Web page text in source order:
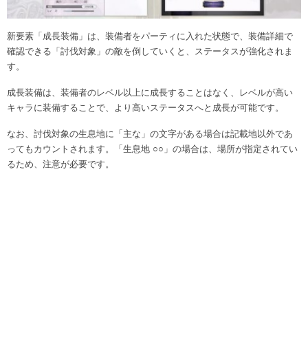
新要素「成長装備」は、装備者をパーティに入れた状態で、装備詳細で
確認できる「討伐対象」の敵を倒していくと、ステータスが強化されま
す。
成長装備は、装備者のレベル以上に成長することはなく、レベルが高い
キャラに装備することで、より高いステータスへと成長が可能です。
なお、討伐対象の生息地に「主な」の文字がある場合は記載地以外であ
ってもカウントされます。「生息地 ○○」の場合は、場所が指定されてい
るため、注意が必要です。